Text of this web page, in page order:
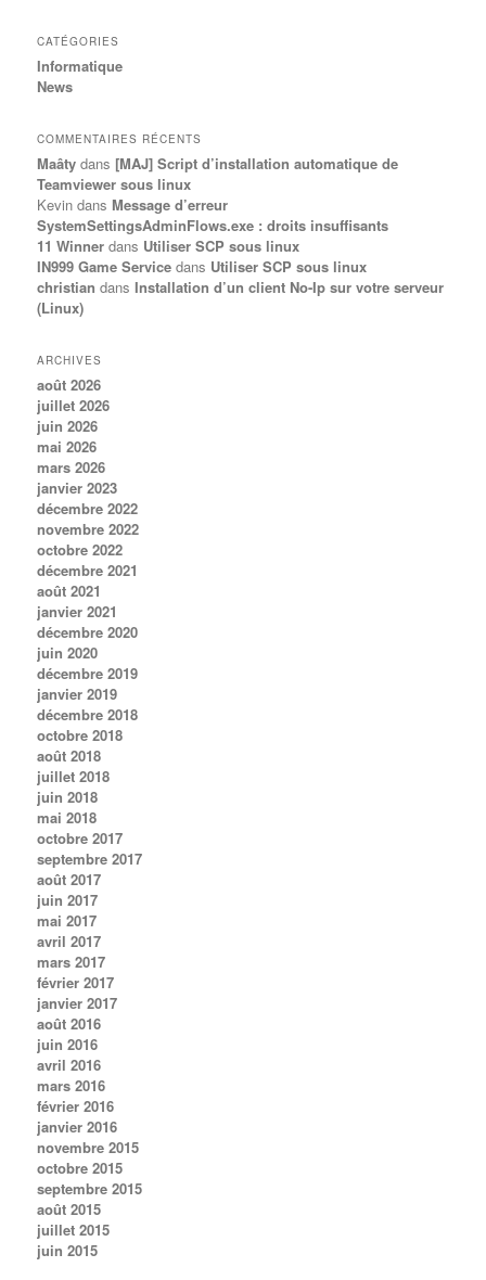
CATÉGORIES
Informatique
News
COMMENTAIRES RÉCENTS
Maâty dans [MAJ] Script d’installation automatique de
Teamviewer sous linux
Kevin dans Message d’erreur
SystemSettingsAdminFlows.exe : droits insuffisants
11 Winner dans Utiliser SCP sous linux
IN999 Game Service dans Utiliser SCP sous linux
christian dansInstallation d’un client No-Ip sur votre serveur
(Linux)
ARCHIVES
août 2026
juillet 2026
juin 2026
mai 2026
mars 2026
janvier 2023
décembre 2022
novembre 2022
octobre 2022
décembre 2021
août 2021
janvier 2021
décembre 2020
juin 2020
décembre 2019
janvier 2019
décembre 2018
octobre 2018
août 2018
juillet 2018
juin 2018
mai 2018
octobre 2017
septembre 2017
août 2017
juin 2017
mai 2017
avril 2017
mars 2017
février 2017
janvier 2017
août 2016
juin 2016
avril 2016
mars 2016
février 2016
janvier 2016
novembre 2015
octobre 2015
septembre 2015
août 2015
juillet 2015
juin 2015